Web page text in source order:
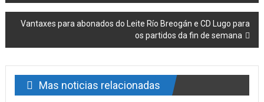
Vantaxes para abonados do Leite Río Breogán e CD Lugo para
os partidos da fin de semana
Mas noticias relacionadas